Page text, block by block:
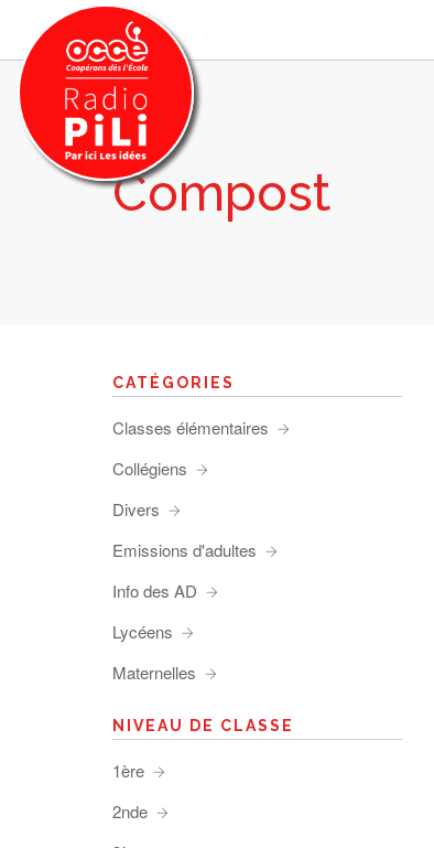
PRÉSENTATION
GRILLE DES PROGRAMMES
RECHERCHER
Compost
CATÉGORIES
Classes élémentaires
Collégiens
Divers
Emissions d'adultes
Info des AD
Lycéens
Maternelles
NIVEAU DE CLASSE
1ère
2nde